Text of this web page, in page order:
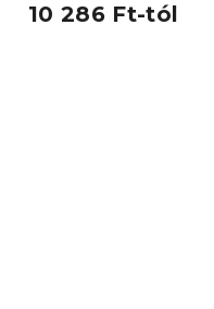
10 286 Ft-tól